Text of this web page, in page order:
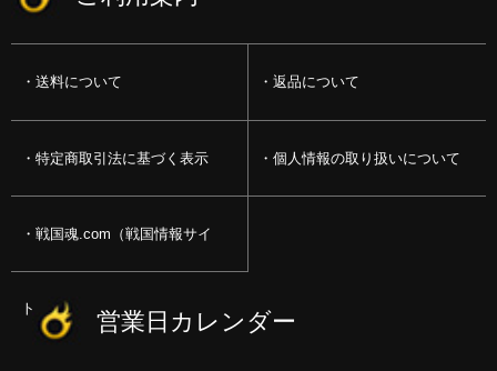
送料について 返品について
特定商取引法に基づく表示 個人情報の取り扱いについて
戦国魂.com（戦国情報サイ
ト） 営業日カレンダー